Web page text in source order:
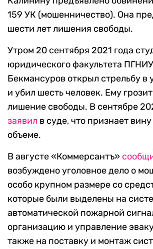
159 УК (мошенничество). Она
шести лет лишения свободы.
Утром 20 сентября 2021 года
юридического факультета
Бекмансуров открыл стрельбу в
и убил шесть человек. Ему
лишение свободы. В сентябре
заявил в суде, что признает
объеме.
В августе «Коммерсантъ»
возбуждено уголовное дело о
особо крупном размере со
которые были выделены на
автоматической пожарной
организацию и управление
также на поставку и монтаж